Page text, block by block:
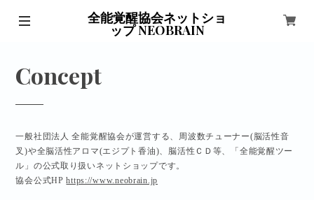
全能覚醒協会ネットショ
ップ NEOBRAIN
Concept
一般社団法人 全能覚醒協会が運営する、周波数チューナー(脳活性音
叉)や全脳活性アロマ(エジプト香油)、脳活性ＣＤ等、「全能覚醒ツー
ル」の公式取り扱いネットショップです。
協会公式HPhttps://www.neobrain.jp